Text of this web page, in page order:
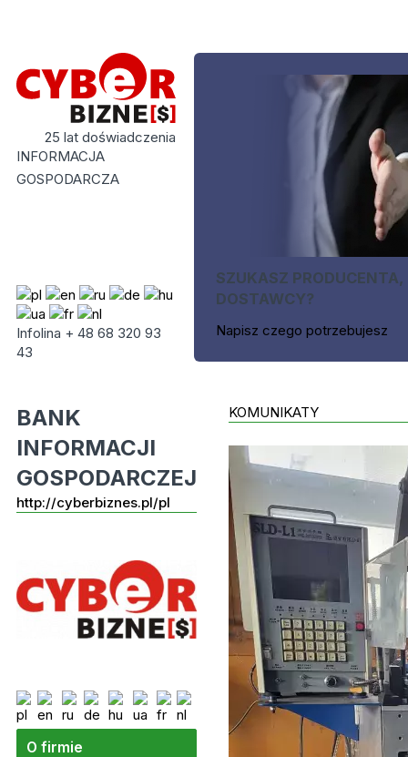
25 lat doświadczenia
INFORMACJA
GOSPODARCZA
Infolina + 48 68 320 93
43
SZUKASZ PRODUCENTA,
DOSTAWCY?
Napisz czego potrzebujesz
BANK
INFORMACJI
GOSPODARCZEJ
http://cyberbiznes.pl/pl
O firmie
KOMUNIKATY